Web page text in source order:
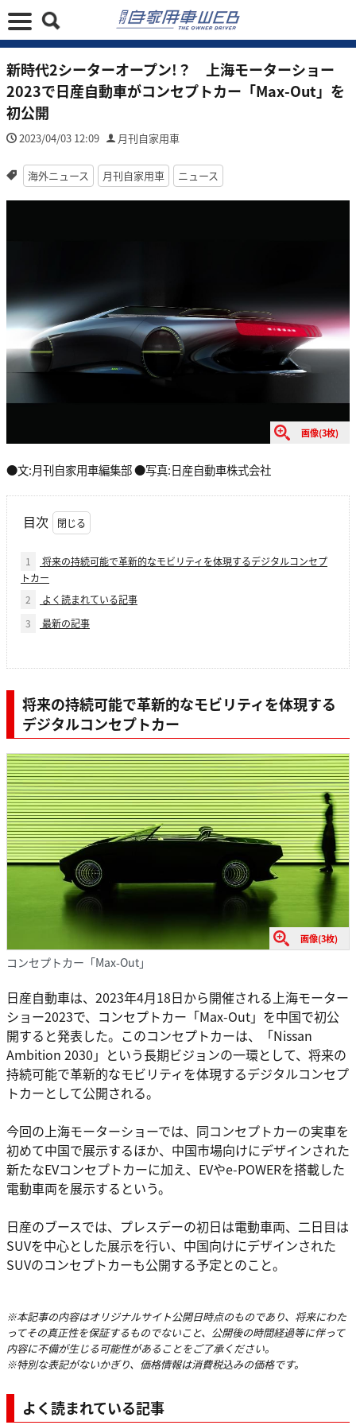
新時代2シーターオープン!？ 上海モーターショー
2023で日産自動車がコンセプトカー「Max-Out」を
初公開
2023/04/03 12:09 月刊自家用車
海外ニュース 月刊自家用車 ニュース
画像(3枚)
●文:月刊自家用車編集部 ●写真:日産自動車株式会社
目次
1
将来の持続可能で革新的なモビリティを体現するデジタルコンセプ
トカー
2
よく読まれている記事
3
最新の記事
将来の持続可能で革新的なモビリティを体現する
デジタルコンセプトカー
画像(3枚)
コンセプトカー「Max-Out」
日産自動車は、2023年4月18日から開催される上海モーター
ショー2023で、コンセプトカー「Max-Out」を中国で初公
開すると発表した。このコンセプトカーは、「Nissan
Ambition 2030」という長期ビジョンの一環として、将来の
持続可能で革新的なモビリティを体現するデジタルコンセプ
トカーとして公開される。
今回の上海モーターショーでは、同コンセプトカーの実車を
初めて中国で展示するほか、中国市場向けにデザインされた
新たなEVコンセプトカーに加え、EVやe-POWERを搭載した
電動車両を展示するという。
日産のブースでは、プレスデーの初日は電動車両、二日目は
SUVを中心とした展示を行い、中国向けにデザインされた
SUVのコンセプトカーも公開する予定とのこと。
※本記事の内容はオリジナルサイト公開日時点のものであり、将来にわた
ってその真正性を保証するものでないこと、公開後の時間経過等に伴って
内容に不備が生じる可能性があることをご了承ください。
※特別な表記がないかぎり、価格情報は消費税込みの価格です。
よく読まれている記事